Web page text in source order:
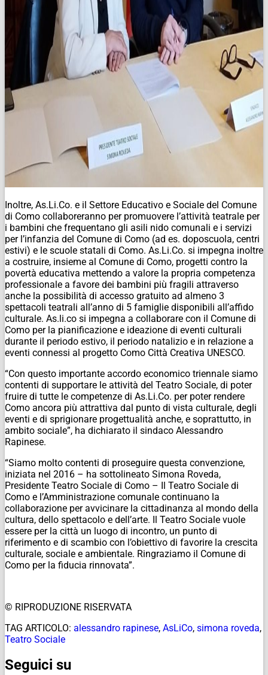
Inoltre, As.Li.Co. e il Settore Educativo e Sociale del Comune
di Como collaboreranno per promuovere l’attività teatrale per
i bambini che frequentano gli asili nido comunali e i servizi
per l’infanzia del Comune di Como (ad es. doposcuola, centri
estivi) e le scuole statali di Como. As.Li.Co. si impegna inoltre
a costruire, insieme al Comune di Como, progetti contro la
povertà educativa mettendo a valore la propria competenza
professionale a favore dei bambini più fragili attraverso
anche la possibilità di accesso gratuito ad almeno 3
spettacoli teatrali all’anno di 5 famiglie disponibili all’affido
culturale. As.li.co si impegna a collaborare con il Comune di
Como per la pianificazione e ideazione di eventi culturali
durante il periodo estivo, il periodo natalizio e in relazione a
eventi connessi al progetto Como Città Creativa UNESCO.
“Con questo importante accordo economico triennale siamo
contenti di supportare le attività del Teatro Sociale, di poter
fruire di tutte le competenze di As.Li.Co. per poter rendere
Como ancora più attrattiva dal punto di vista culturale, degli
eventi e di sprigionare progettualità anche, e soprattutto, in
ambito sociale”, ha dichiarato il sindaco Alessandro
Rapinese.
“Siamo molto contenti di proseguire questa convenzione,
iniziata nel 2016 – ha sottolineato Simona Roveda,
Presidente Teatro Sociale di Como – Il Teatro Sociale di
Como e l’Amministrazione comunale continuano la
collaborazione per avvicinare la cittadinanza al mondo della
cultura, dello spettacolo e dell’arte. Il Teatro Sociale vuole
essere per la città un luogo di incontro, un punto di
riferimento e di scambio con l’obiettivo di favorire la crescita
culturale, sociale e ambientale. Ringraziamo il Comune di
Como per la fiducia rinnovata”.
© RIPRODUZIONE RISERVATA
TAG ARTICOLO: alessandro rapinese, AsLiCo, simona roveda,
Teatro Sociale
Seguici su